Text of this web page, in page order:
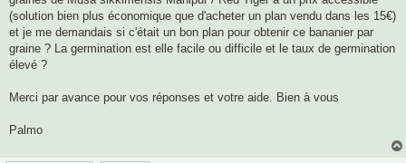
(solution bien plus économique que d'acheter un plan vendu dans les 15€)
et je me demandais si c'était un bon plan pour obtenir ce bananier par
graine ? La germination est elle facile ou difficile et le taux de germination
élevé ?
Merci par avance pour vos réponses et votre aide. Bien à vous
Palmo